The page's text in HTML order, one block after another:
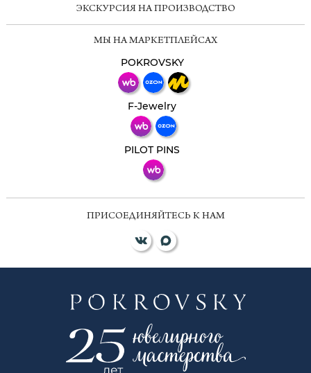
ЭКСКУРСИЯ НА ПРОИЗВОДСТВО
МЫ НА МАРКЕТПЛЕЙСАХ
POKROVSKY
F-Jewelry
PILOT PINS
ПРИСОЕДИНЯЙТЕСЬ К НАМ